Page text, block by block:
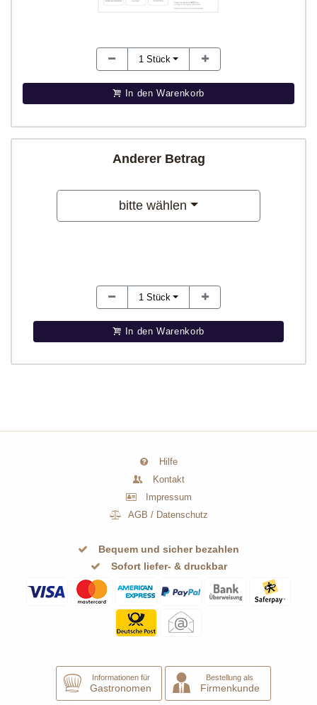
1 Stück
In den Warenkorb
Anderer Betrag
bitte wählen
1 Stück
In den Warenkorb
Hilfe
Kontakt
Impressum
AGB / Datenschutz
Bequem und sicher bezahlen
Sofort liefer- & druckbar
Informationen für
Gastronomen
Bestellung als
Firmenkunde